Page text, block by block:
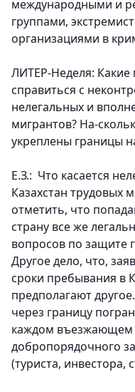
международными и
группами,
организациями в
ЛИТЕР-Неделя: Какие
справиться с
нелегальных и
мигрантов? На-
укреплены границы
Е.З.: Что касается
Казахстан трудовых
отметить, что
страну все же
вопросов по защите
Другое дело, что,
сроки пребывания в
предполагают
через границу
каждом въезжающем
добропорядочного
(туриста, инвестора,